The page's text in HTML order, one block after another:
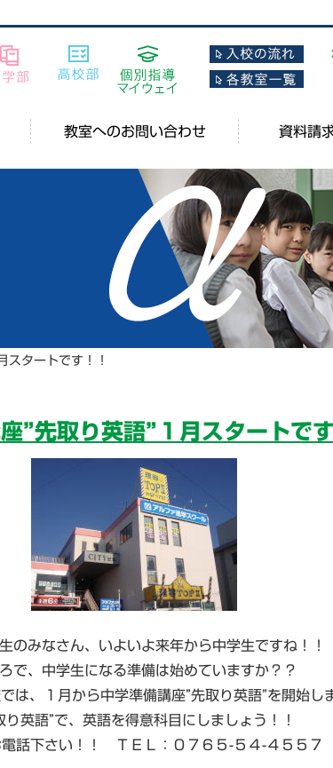
教室へのお問い合わせ 資料請
スタートです！！
”先取り英語”１月スタートです
のみなさん、いよいよ来年から中学生ですね！！
で、中学生になる準備は始めていますか？？
は、１月から中学準備講座”先取り英語”を開始し
り英語”で、英語を得意科目にしましょう！！
電話下さい！！ ＴＥＬ：０７６５-５４-４５５７